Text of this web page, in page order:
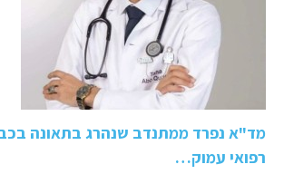
רפואי עמוק…